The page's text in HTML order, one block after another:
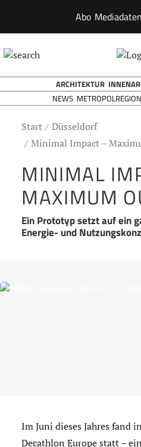
Abo Mediadaten
ARCHITEKTUR
NEWS
Start
Düsseldorf
Minimal Impact –
MINIMAL
MAXIMUM
Ein Prototyp setzt auf ein
Energie- und
Im Juni dieses Jahres fand
Decathlon Europe statt –